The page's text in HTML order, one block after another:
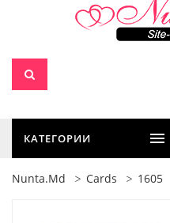
КАТЕГОРИИ
Nunta.md Cards 1605